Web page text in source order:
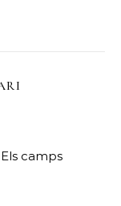
Els camps